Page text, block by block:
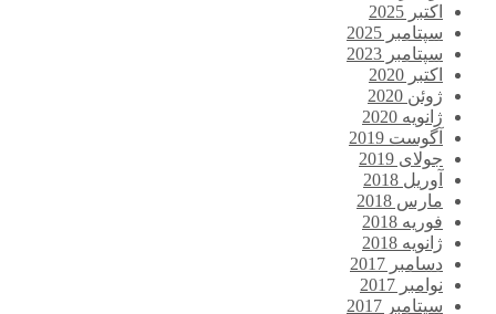
اکتبر 2025
سپتامبر 2025
سپتامبر 2023
اکتبر 2020
ژوئن 2020
ژانویه 2020
آگوست 2019
جولای 2019
آوریل 2018
مارس 2018
فوریه 2018
ژانویه 2018
دسامبر 2017
نوامبر 2017
سپتامبر 2017